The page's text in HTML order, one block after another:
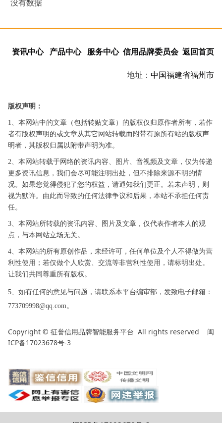
没有数据
资讯中心 产品中心 服务中心 信用品牌委员会 返回首页
地址： 中国福建省福州市
版权声明：
1、本网站中的文章（包括转贴文章）的版权仅归原作者所有，若作
者有版权声明的或文章从其它网站转载而附带有原所有站的版权声
明者，其版权归属以附带声明为准。
2、本网站转载于网络的资讯内容、图片、音视频及文章，仅为传递
更多资讯信息，我们会尽可能注明出处，但不排除来源不明的情
况。如果您觉得侵犯了您的权益，请通知我们更正。若未声明，则
视为默许。由此而导致的任何法律争议和后果，本站不承担任何责
任。
3、本网站所转载的资讯内容、图片及文章，仅代表作者本人的观
点，与本网站立场无关。
4、本网站的所有原创作品，未经许可，任何单位及个人不得做为营
利性使用；若仅做个人欣赏、交流等非营利性使用，请标明出处。
让我们共同尊重所有版权。
5、如有任何的意见与问题，请联系本平台编审部，发致电子邮箱：
773709998@qq.com。
Copyright © 征誉信用品牌智能服务平台 All rights reserved
闽
ICP备17023678号-3